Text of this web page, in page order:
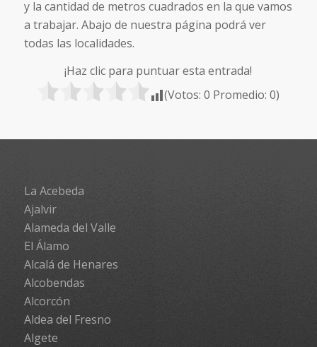
y la cantidad de metros cuadrados en la que vamos
a trabajar. Abajo de nuestra página podrá ver
todas las localidades.
¡Haz clic para puntuar esta entrada!
(Votos:0 Promedio:0)
La Acebeda
Ajalvir
Alameda del Valle
El Álamo
Alcalá de Henares
Alcobendas
Alcorcón
Aldea del Fresno
Algete